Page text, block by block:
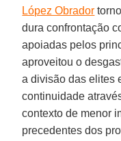
López Obrador
dura confrontação
apoiadas pelos
aproveitou o
a divisão das elites
continuidade
contexto de menor
precedentes dos